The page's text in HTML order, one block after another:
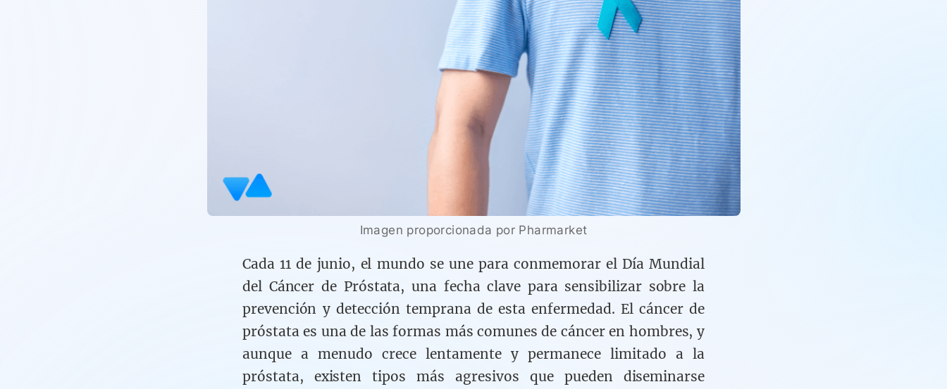
Imagen proporcionada por Pharmarket
Cada 11 de junio, el mundo se une para conmemorar el Día Mundial
del Cáncer de Próstata, una fecha clave para sensibilizar sobre la
prevención y detección temprana de esta enfermedad. El cáncer de
próstata es una de las formas más comunes de cáncer en hombres, y
aunque a menudo crece lentamente y permanece limitado a la
próstata, existen tipos más agresivos que pueden diseminarse